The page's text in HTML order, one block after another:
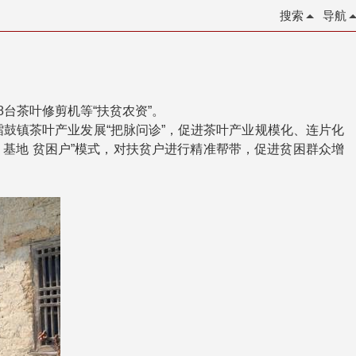
导航
搜索
叶修剪机等“扶贫农资”。
茶叶产业发展“把脉问诊”，促进茶叶产业规模化、连片化
地 贫困户”模式，对扶贫户进行精准帮带，促进贫困群众增